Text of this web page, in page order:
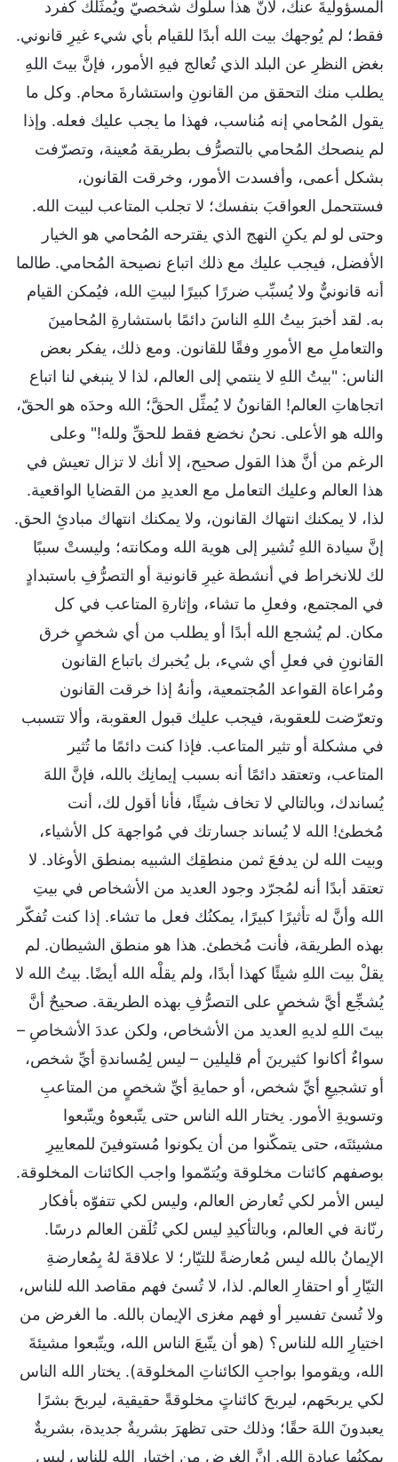
المسؤوليةَ عنك، لأنَّ هذا سلوك شخصيّ ويُمثِّلُك كفرد
فقط؛ لم يُوجهك بيت الله أبدًا للقيام بأي شيء غيرِ قانوني.
بغض النظرِ عن البلد الذي تُعالج فيهِ الأمور، فإنَّ بيتَ اللهِ
يطلب منك التحقق من القانونِ واستشارةَ محام. وكل ما
يقول المُحامي إنه مُناسب، فهذا ما يجب عليك فعله. وإذا
لم ينصحك المُحامي بالتصرُّف بطريقة مُعينة، وتصرّفت
بشكل أعمى، وأفسدت الأمور، وخرقت القانون،
فستتحمل العواقبَ بنفسك؛ لا تجلب المتاعب لبيت الله.
وحتى لو لم يكنِ النهج الذي يقترحه المُحامي هو الخيار
الأفضل، فيجب عليك مع ذلك اتباع نصيحة المُحامي. طالما
أنه قانونيٌّ ولا يُسبِّب ضررًا كبيرًا لبيتِ الله، فيُمكن القيام
به. لقد أخبرَ بيتُ اللهِ الناسَ دائمًا باستشارةِ المُحامينَ
والتعاملِ مع الأمورِ وفقًا للقانون. ومع ذلك، يفكر بعض
الناس: "بيتُ اللهِ لا ينتمي إلى العالم، لذا لا ينبغي لنا اتباع
اتجاهاتِ العالم! القانونُ لا يُمثِّل الحقَّ؛ الله وحدَه هو الحقّ،
والله هو الأعلى. نحنُ نخضع فقط للحقِّ ولله!" وعلى
الرغم من أنَّ هذا القول صحيح، إلا أنك لا تزال تعيش في
هذا العالم وعليك التعامل مع العديدِ من القضايا الواقعية.
لذا، لا يمكنك انتهاك القانون، ولا يمكنك انتهاك مبادئِ الحق.
إنَّ سيادة اللهِ تُشير إلى هوية الله ومكانته؛ وليستْ سببًا
لك للانخراط في أنشطة غيرِ قانونية أو التصرُّفِ باستبدادٍ
في المجتمع، وفعلِ ما تشاء، وإثارةِ المتاعب في كل
مكان. لم يُشجع الله أبدًا أو يطلب من أي شخصٍ خرق
القانونِ في فعلِ أي شيء، بل يُخبرك باتباع القانون
ومُراعاة القواعد المُجتمعية، وأنهُ إذا خرقت القانون
وتعرّضت للعقوبة، فيجب عليك قبول العقوبة، وألا تتسبب
في مشكلة أو تثير المتاعب. فإذا كنت دائمًا ما تُثير
المتاعب، وتعتقد دائمًا أنه بسبب إيمانِك بالله، فإنَّ اللهَ
يُساندك، وبالتالي لا تخاف شيئًا، فأنا أقول لك، أنت
مُخطئ! الله لا يُساند جسارتك في مُواجهة كل الأشياء،
وبيت الله لن يدفعَ ثمن منطقِك الشبيه بمنطق الأوغاد. لا
تعتقد أبدًا أنه لمُجرّد وجود العديد من الأشخاص في بيتِ
الله وأنَّ له تأثيرًا كبيرًا، يمكنُك فعل ما تشاء. إذا كنت تُفكّر
بهذه الطريقة، فأنت مُخطئ. هذا هو منطق الشيطان. لم
يقلْ بيت اللهِ شيئًا كهذا أبدًا، ولم يقلْه الله أيضًا. بيتُ الله لا
يُشجِّع أيَّ شخصٍ على التصرُّفِ بهذه الطريقة. صحيحٌ أنَّ
بيتَ اللهِ لديهِ العديد من الأشخاص، ولكن عددَ الأشخاصِ –
سواءٌ أكانوا كثيرينَ أم قليلين – ليس لِمُساندةِ أيِّ شخص،
أو تشجيعِ أيِّ شخص، أو حمايةِ أيِّ شخصٍ من المتاعبِ
وتسويةِ الأمور. يختار الله الناس حتى يتّبعوهُ ويتّبعوا
مشيئتَه، حتى يتمكّنوا من أن يكونوا مُستوفينَ للمعاييرِ
بوصفهم كائنات مخلوقة ويُتمّموا واجب الكائنات المخلوقة.
ليس الأمر لكي تُعارض العالم، وليس لكي تتفوّه بأفكار
رنّانة في العالم، وبالتأكيدِ ليس لكي تُلَقن العالم درسًا.
الإيمانُ بالله ليس مُعارضةً للتيّار؛ لا علاقةَ لهُ بِمُعارضةِ
التيّارِ أو احتقارِ العالم. لذا، لا تُسئ فهم مقاصد الله للناس،
ولا تُسئ تفسير أو فهم مغزى الإيمان بالله. ما الغرض من
اختيارِ الله للناس؟ (هو أن يتّبعَ الناس الله، ويتّبعوا مشيئةَ
الله، ويقوموا بواجبِ الكائناتِ المخلوقة). يختار الله الناس
لكي يربحَهم، ليربحَ كائناتٍ مخلوقةً حقيقية، ليربحَ بشرًا
يعبدونَ اللهَ حقًا؛ وذلك حتى تظهرَ بشريةٌ جديدة، بشريةٌ
يمكنُها عبادة الله. إنَّ الغرض من اختيارِ الله للناسِ ليس